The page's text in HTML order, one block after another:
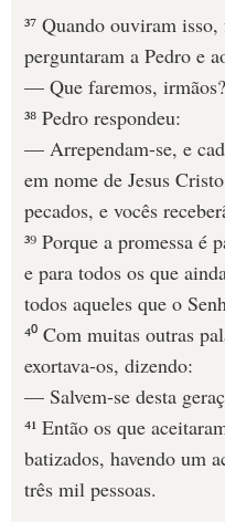
³⁷ Quando ouviram
perguntaram a Pedro e
— Que faremos, irmãos?
³⁸ Pedro respondeu:
— Arrependam-se, e
em nome de Jesus
pecados, e vocês
³⁹ Porque a promessa é
e para todos os que
todos aqueles que o
⁴⁰ Com muitas outras
exortava-os, dizendo:
— Salvem-se desta
⁴¹ Então os que
batizados, havendo um
três mil pessoas.